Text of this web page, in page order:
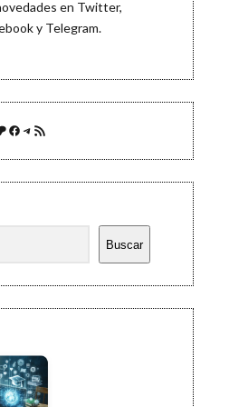
en Twitter,
y Telegram.
Facebook
Telegram
Feed RSS
Buscar